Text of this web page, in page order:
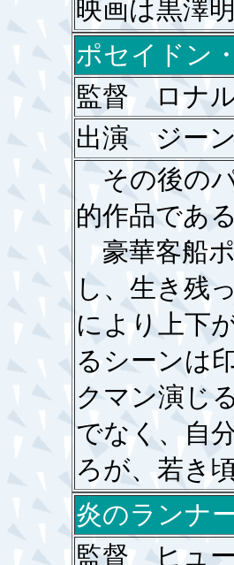
映画は黒澤
ポセイドン
監督 ロナ
出演 ジー
その後の
的作品である
豪華客船
し、生き残
により上下
るシーンは
クマン演じ
でなく、自
ろが、若き
炎のランナ
監督 ヒュ